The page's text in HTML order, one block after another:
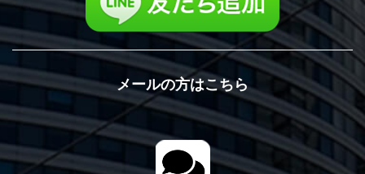
メールの方はこちら